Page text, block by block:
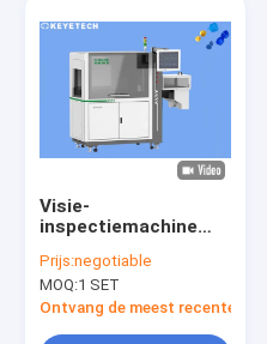
Visie-
inspectiemachine
mineraalwaterdop,
breed scala aan
Prijs:negotiable
MOQ:1 SET
Ontvang de meest recente